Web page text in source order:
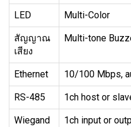
LED Multi-Color
สัญญาณ
เสียง
Multi-tone
Ethernet 10/100 Mbps,
RS-485 1ch host or
Wiegand 1ch input or